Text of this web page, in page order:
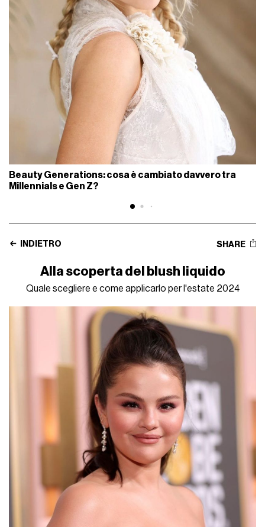
Beauty Generations: cosa è cambiato davvero tra
Millennials e Gen Z?
INDIETRO SHARE
Alla scoperta del blush liquido
Quale scegliere e come applicarlo per l'estate 2024